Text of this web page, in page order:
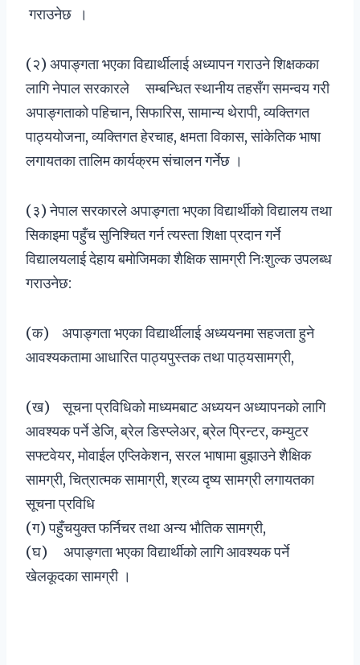
गराउनेछ ।
(२) अपाङ्गता भएका विद्यार्थीलाई अध्यापन गराउने शिक्षकका
लागि नेपाल सरकारले सम्बन्धित स्थानीय तहसँग समन्वय गरी
अपाङ्गताको पहिचान, सिफारिस, सामान्य थेरापी, व्यक्तिगत
पाठ्ययोजना, व्यक्तिगत हेरचाह, क्षमता विकास, सांकेतिक भाषा
लगायतका तालिम कार्यक्रम संचालन गर्नेछ ।
(३) नेपाल सरकारले अपाङ्गता भएका विद्यार्थीको विद्यालय तथा
सिकाइमा पहुँच सुनिश्चित गर्न त्यस्ता शिक्षा प्रदान गर्ने
विद्यालयलाई देहाय बमोजिमका शैक्षिक सामग्री निःशुल्क उपलब्ध
गराउनेछ:
(क) अपाङ्गता भएका विद्यार्थीलाई अध्ययनमा सहजता हुने
आवश्यकतामा आधारित पाठ्यपुस्तक तथा पाठ्यसामग्री,
(ख) सूचना प्रविधिको माध्यमबाट अध्ययन अध्यापनको लागि
आवश्यक पर्ने डेजि, ब्रेल डिस्प्लेअर, ब्रेल प्रिन्टर, कम्युटर
सफ्टवेयर, मोवाईल एप्लिकेशन, सरल भाषामा बुझाउने शैक्षिक
सामग्री, चित्रात्मक सामाग्री, श्रव्य दृष्य सामग्री लगायतका
सूचना प्रविधि
(ग) पहुँचयुक्त फर्निचर तथा अन्य भौतिक सामग्री,
(घ) अपाङ्गता भएका विद्यार्थीको लागि आवश्यक पर्ने
खेलकूदका सामग्री ।